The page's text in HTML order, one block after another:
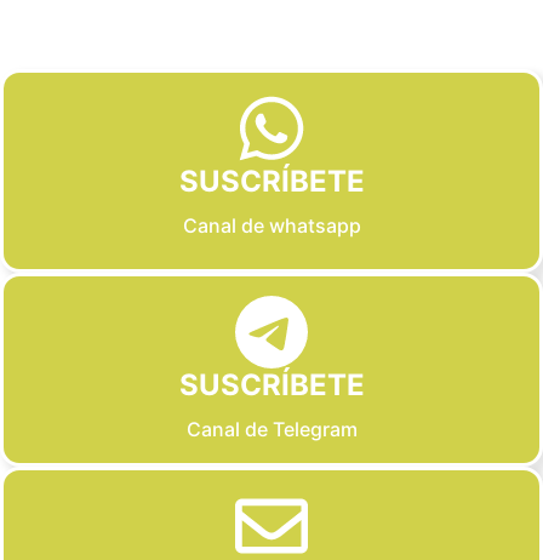
SUSCRÍBETE
Canal de whatsapp
SUSCRÍBETE
Canal de Telegram